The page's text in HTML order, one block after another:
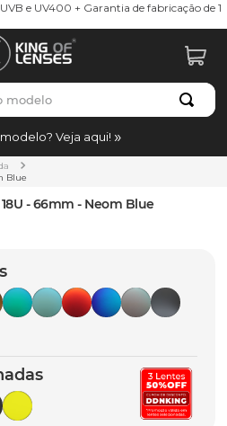
e UV400 + Garantia de fabricação de 1
modelo
Veja aqui!
Blue
- 66mm - Neom Blue